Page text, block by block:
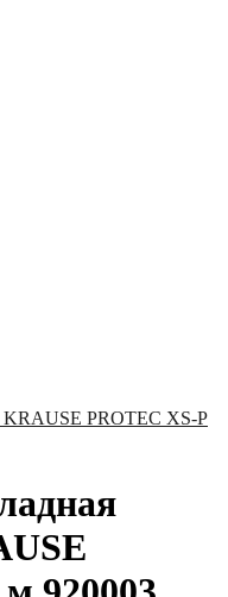
PROTEC XS-P